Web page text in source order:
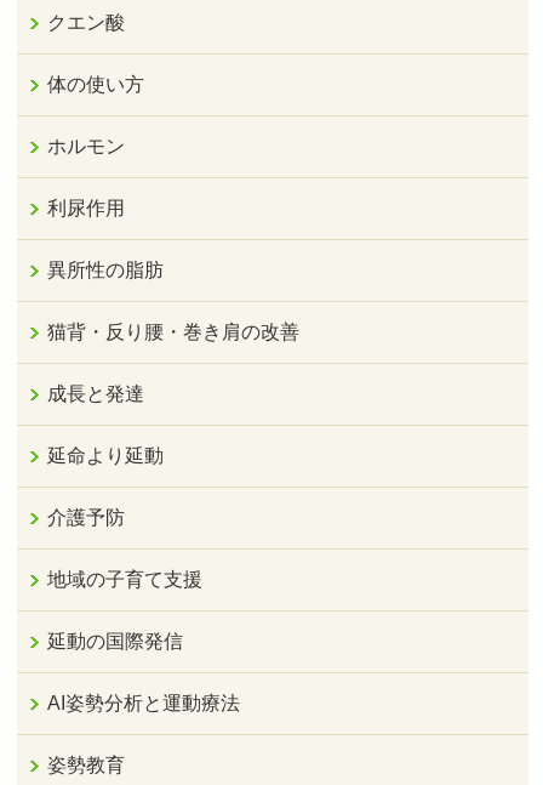
クエン酸
体の使い方
ホルモン
利尿作用
異所性の脂肪
猫背・反り腰・巻き肩の改善
成長と発達
延命より延動
介護予防
地域の子育て支援
延動の国際発信
AI姿勢分析と運動療法
姿勢教育